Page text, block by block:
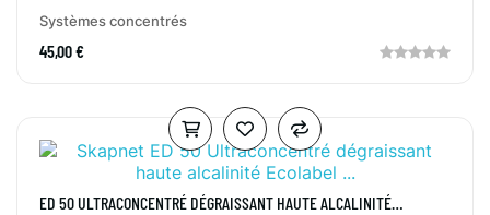
Systèmes concentrés
45,00 €
ED 50 ULTRACONCENTRÉ DÉGRAISSANT HAUTE ALCALINITÉ